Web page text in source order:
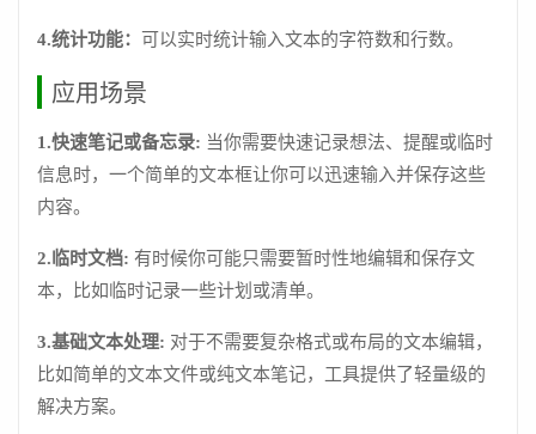
4.统计功能： 可以实时统计输入文本的字符数和行数。
应用场景
1.快速笔记或备忘录: 当你需要快速记录想法、提醒或临时
信息时，一个简单的文本框让你可以迅速输入并保存这些
内容。
2.临时文档: 有时候你可能只需要暂时性地编辑和保存文
本，比如临时记录一些计划或清单。
3.基础文本处理: 对于不需要复杂格式或布局的文本编辑，
比如简单的文本文件或纯文本笔记，工具提供了轻量级的
解决方案。